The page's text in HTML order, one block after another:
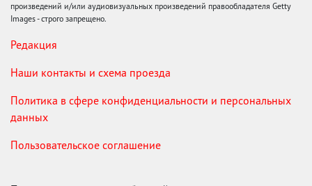
произведений и/или аудиовизуальных произведений правообладателя Getty
Images - строго запрещено.
Редакция
Наши контакты и схема проезда
Политика в сфере конфиденциальности и персональных
данных
Пользовательское соглашение